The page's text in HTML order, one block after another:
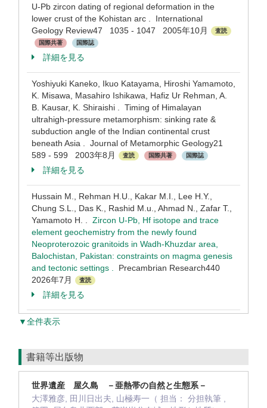
U-Pb zircon dating of regional deformation in the
lower crust of the Kohistan arc . International
Geology Review47 1035 - 1047 2005年10月
査読
国際共著
国際誌
詳細を見る
Yoshiyuki Kaneko, Ikuo Katayama, Hiroshi Yamamoto,
K. Misawa, Masahiro Ishikawa, Hafiz Ur Rehman, A.
B. Kausar, K. Shiraishi . Timing of Himalayan
ultrahigh-pressure metamorphism: sinking rate &
subduction angle of the Indian continental crust
beneath Asia . Journal of Metamorphic Geology21
589 - 599 2003年8月
査読 国際共著 国際誌
詳細を見る
Hussain M., Rehman H.U., Kakar M.I., Lee H.Y.,
Chung S.L., Das K., Rashid M.u., Ahmad N., Zafar T.,
Yamamoto H. . Zircon U-Pb, Hf isotope and trace
element geochemistry from the newly found
Neoproterozoic granitoids in Wadh-Khuzdar area,
Balochistan, Pakistan: constraints on magma genesis
and tectonic settings . Precambrian Research440
2026年7月
査読
詳細を見る
▼全件表示
書籍等出版物
世界遺産 屋久島 －亜熱帯の自然と生態系－
大澤雅彦, 田川日出夫, 山極寿一（ 担当： 分担執筆 ,